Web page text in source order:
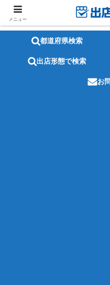
都道府県検索
出店形態で検索
お
メニュー